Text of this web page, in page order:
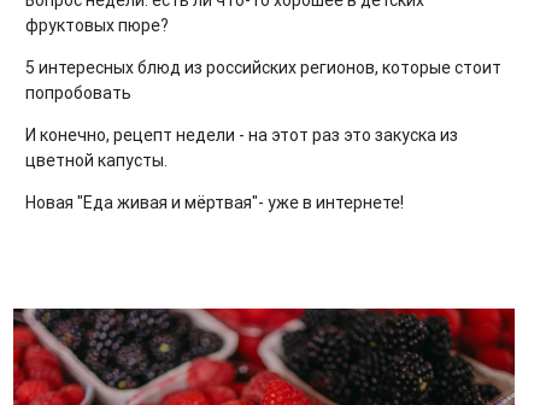
фруктовых пюре?
5 интересных блюд из российских регионов, которые стоит
попробовать
И конечно, рецепт недели - на этот раз это закуска из
цветной капусты.
Новая "Еда живая и мёртвая"- уже в интернете!